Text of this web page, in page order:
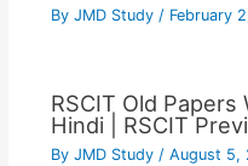
By JMD Study / February
RSCIT Old Papers
Hindi | RSCIT
By JMD Study / August 5,